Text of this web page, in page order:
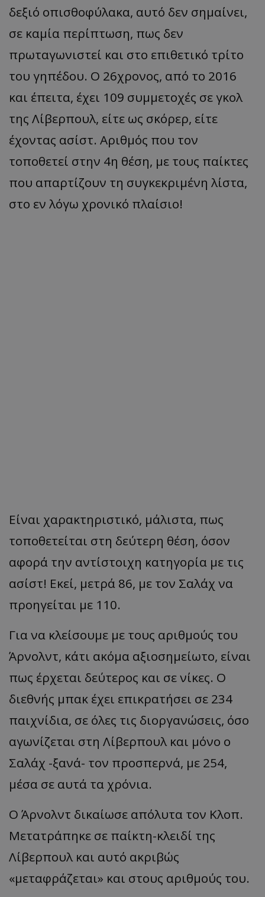
δεξιό οπισθοφύλακα, αυτό δεν σημαίνει,
σε καμία περίπτωση, πως δεν
πρωταγωνιστεί και στο επιθετικό τρίτο
του γηπέδου. Ο 26χρονος, από το 2016
και έπειτα, έχει 109 συμμετοχές σε γκολ
της Λίβερπουλ, είτε ως σκόρερ, είτε
έχοντας ασίστ. Αριθμός που τον
τοποθετεί στην 4η θέση, με τους παίκτες
που απαρτίζουν τη συγκεκριμένη λίστα,
στο εν λόγω χρονικό πλαίσιο!
Είναι χαρακτηριστικό, μάλιστα, πως
τοποθετείται στη δεύτερη θέση, όσον
αφορά την αντίστοιχη κατηγορία με τις
ασίστ! Εκεί, μετρά 86, με τον Σαλάχ να
προηγείται με 110.
Για να κλείσουμε με τους αριθμούς του
Άρνολντ, κάτι ακόμα αξιοσημείωτο, είναι
πως έρχεται δεύτερος και σε νίκες. Ο
διεθνής μπακ έχει επικρατήσει σε 234
παιχνίδια, σε όλες τις διοργανώσεις, όσο
αγωνίζεται στη Λίβερπουλ και μόνο ο
Σαλάχ -ξανά- τον προσπερνά, με 254,
μέσα σε αυτά τα χρόνια.
Ο Άρνολντ δικαίωσε απόλυτα τον Κλοπ.
Μετατράπηκε σε παίκτη-κλειδί της
Λίβερπουλ και αυτό ακριβώς
«μεταφράζεται» και στους αριθμούς του.